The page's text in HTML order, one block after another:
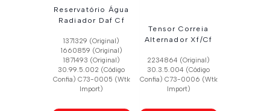
Reservatório Água
Radiador Daf Cf
1371329 (Original)
1660859 (Original)
1871493 (Original)
30.99.5.002 (Código
Confia) C73-0005 (Wtk
Import)
Tensor Correia
Alternador Xf/Cf
2234864 (Original)
30.3.5.004 (Código
Confia) C73-0006 (Wtk
Import)